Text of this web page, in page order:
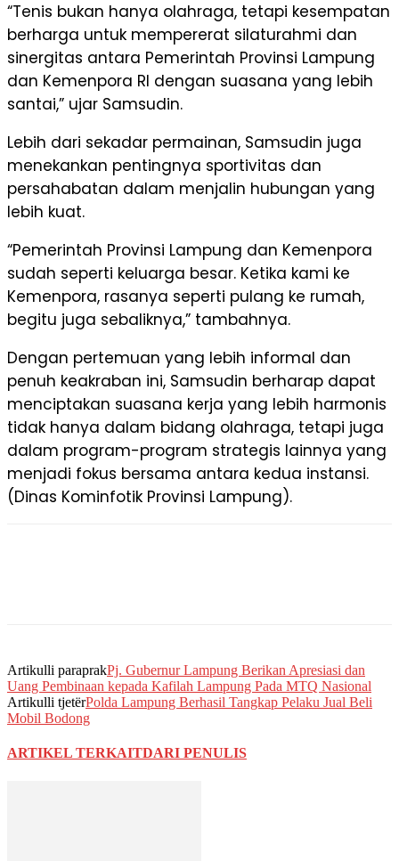
“Tenis bukan hanya olahraga, tetapi kesempatan
berharga untuk mempererat silaturahmi dan
sinergitas antara Pemerintah Provinsi Lampung
dan Kemenpora RI dengan suasana yang lebih
santai,” ujar Samsudin.
Lebih dari sekadar permainan, Samsudin juga
menekankan pentingnya sportivitas dan
persahabatan dalam menjalin hubungan yang
lebih kuat.
“Pemerintah Provinsi Lampung dan Kemenpora
sudah seperti keluarga besar. Ketika kami ke
Kemenpora, rasanya seperti pulang ke rumah,
begitu juga sebaliknya,” tambahnya.
Dengan pertemuan yang lebih informal dan
penuh keakraban ini, Samsudin berharap dapat
menciptakan suasana kerja yang lebih harmonis
tidak hanya dalam bidang olahraga, tetapi juga
dalam program-program strategis lainnya yang
menjadi fokus bersama antara kedua instansi.
(Dinas Kominfotik Provinsi Lampung).
Artikulli paraprakPj. Gubernur Lampung Berikan Apresiasi dan
Uang Pembinaan kepada Kafilah Lampung Pada MTQ Nasional
Artikulli tjetërPolda Lampung Berhasil Tangkap Pelaku Jual Beli
Mobil Bodong
ARTIKEL TERKAITDARI PENULIS